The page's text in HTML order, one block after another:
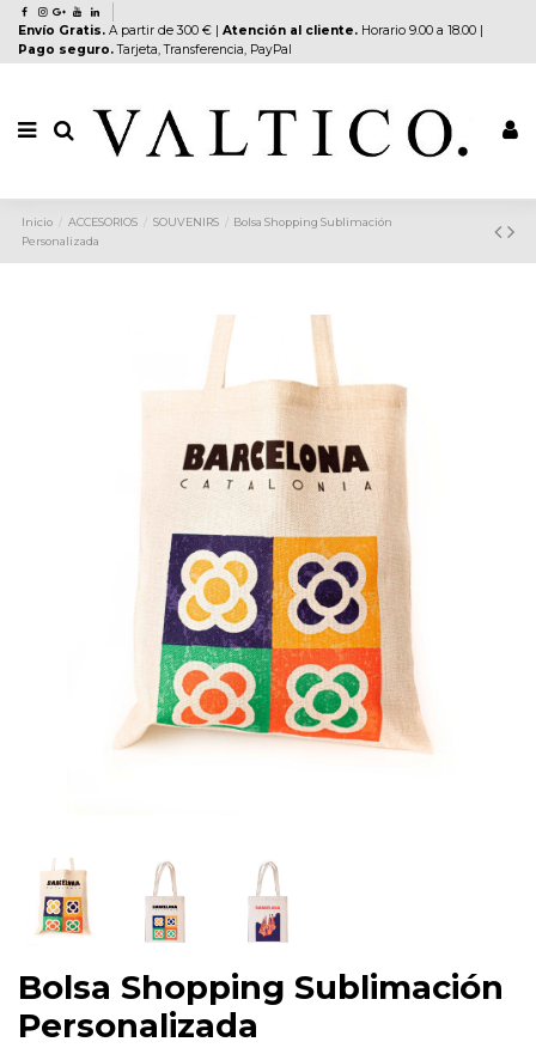
Envío Gratis. A partir de 300 € | Atención al cliente. Horario 9.00 a 18.00 |
Pago seguro.Tarjeta, Transferencia, PayPal
Inicio ACCESORIOS SOUVENIRS
Bolsa Shopping Sublimación
Personalizada
Bolsa Shopping Sublimación
Personalizada